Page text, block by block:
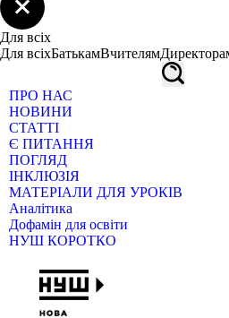
Для всіх
Для всіхБатькамВчителям
ПРО НАС
НОВИНИ
СТАТТІ
Є ПИТАННЯ
ПОГЛЯД
ІНКЛЮЗІЯ
МАТЕРІАЛИ ДЛЯ УРОКІВ
Аналітика
Дофамін для освіти
НУШ КОРОТКО